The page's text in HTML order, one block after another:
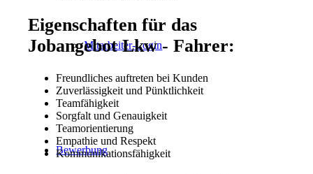
Mitarbeiter-Login
Bewerbung
Eigenschaften für das
Jobangebot Lkw - Fahrer:
Freundliches auftreten bei Kunden
Zuverlässigkeit und Pünktlichkeit
Teamfähigkeit
Sorgfalt und Genauigkeit
Teamorientierung
Empathie und Respekt
Kommunikationsfähigkeit